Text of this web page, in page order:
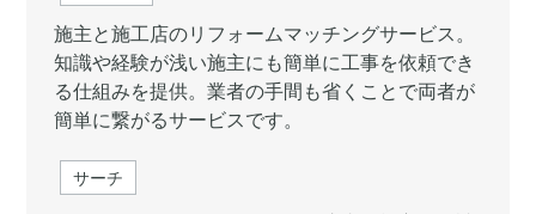
施主と施工店のリフォームマッチングサービス。
知識や経験が浅い施主にも簡単に工事を依頼でき
る仕組みを提供。業者の手間も省くことで両者が
簡単に繋がるサービスです。
サーチ